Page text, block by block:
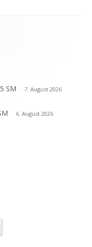
SM 7. August 2026
6. August 2026